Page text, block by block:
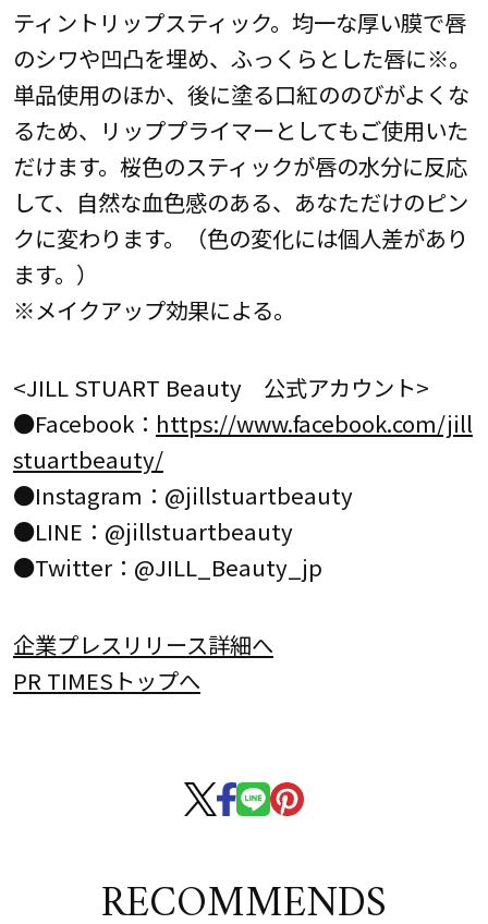
ティントリップスティック。均一な厚い膜で唇
のシワや凹凸を埋め、ふっくらとした唇に※。
単品使用のほか、後に塗る口紅ののびがよくな
るため、リッププライマーとしてもご使用いた
だけます。桜色のスティックが唇の水分に反応
して、自然な血色感のある、あなただけのピン
クに変わります。（色の変化には個人差があり
ます。）
※メイクアップ効果による。
<JILL STUART Beauty 公式アカウント>
●Facebook： https://www.facebook.com/jill
stuartbeauty/
●Instagram：@jillstuartbeauty
●LINE：@jillstuartbeauty
●Twitter：@JILL_Beauty_jp
企業プレスリリース詳細へ
PR TIMESトップへ
RECOMMENDS